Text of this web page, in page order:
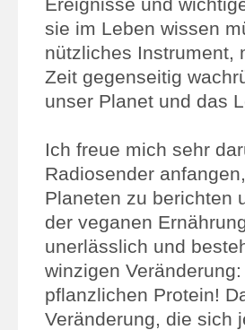
sie im Leben wissen
nützliches Instrument,
Zeit gegenseitig
unser Planet und das
Ich freue mich sehr
Radiosender
Planeten zu berichten
der veganen
unerlässlich und
winzigen
pflanzlichen Protein!
Veränderung, die sich